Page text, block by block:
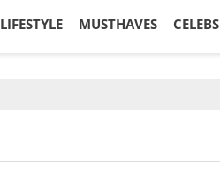
LIFESTYLE MUSTHAVES CELEBS